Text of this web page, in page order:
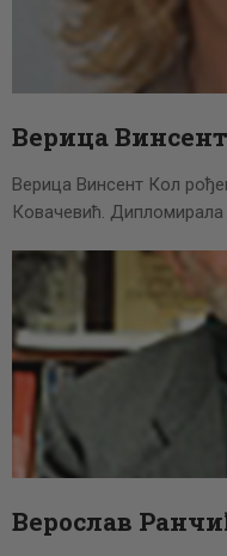
Верица
Верица Винсент Кол
Ковачевић. Дипло­мирала
Верослав